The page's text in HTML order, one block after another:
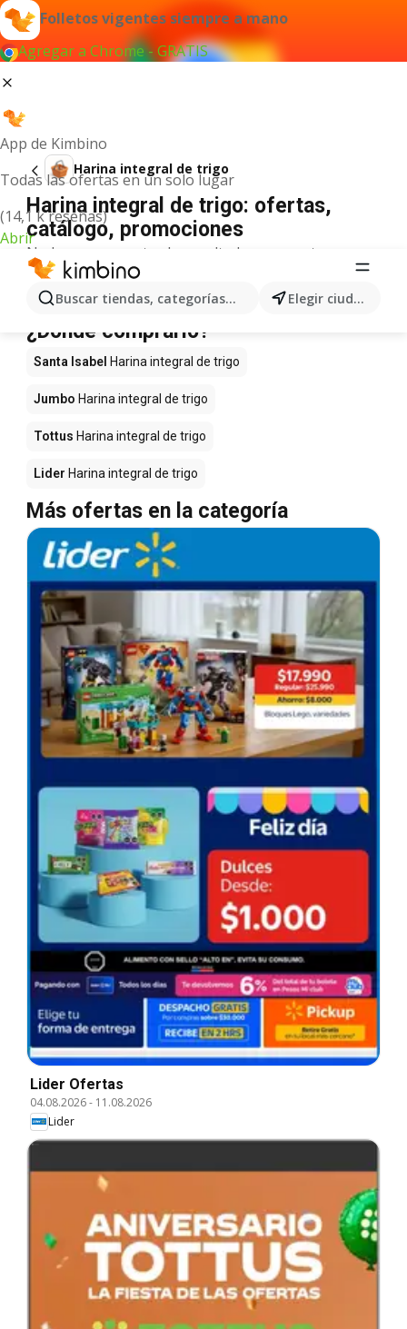
Folletos vigentes siempre a mano
Agregar a Chrome - GRATIS
App de Kimbino
Todas las ofertas en un solo lugar
(14,1 k reseñas)
Abrir
Buscar tiendas, categorías, productos... Elegir ciudad
Harina integral de trigo
Harina integral de trigo: ofertas,
catálogo, promociones
No hemos encontrado resultados para este
término.
Harina integral de trigo en oferta -
¿Dónde comprarlo?
Santa Isabel Harina integral de trigo
Jumbo Harina integral de trigo
Tottus Harina integral de trigo
Lider Harina integral de trigo
Más ofertas en la categoría
Lider Ofertas
04.08.2026- 11.08.2026
Lider